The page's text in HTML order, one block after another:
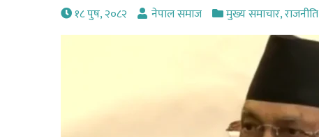
१८ पुष, २०८२ नेपाल समाज मुख्य समाचार,राजनीति